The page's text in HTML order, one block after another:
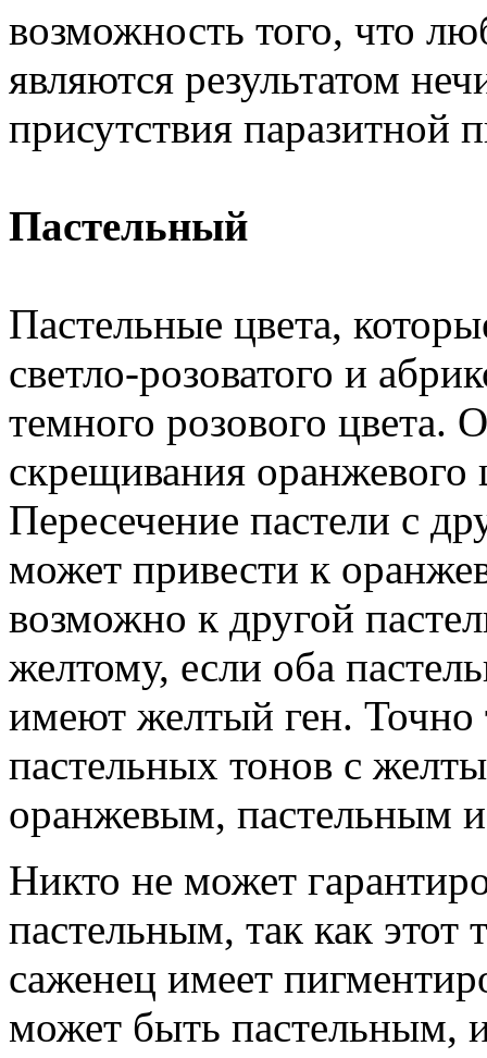
возможность того, что
являются результатом
присутствия паразитной
Пастельный
Пастельные цвета,
светло-розоватого и
темного розового цвета.
скрещивания оранжевого
Пересечение пастели с
может привести к
возможно к другой
желтому, если оба
имеют желтый ген. Точно
пастельных тонов с
оранжевым, пастельным
Никто не может
пастельным, так как
саженец имеет
может быть пастельным,